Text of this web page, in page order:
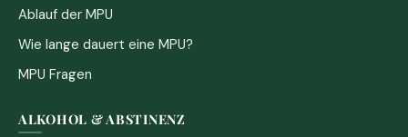
Ablauf der MPU
Wie lange dauert eine MPU?
MPU Fragen
ALKOHOL & ABSTINENZ